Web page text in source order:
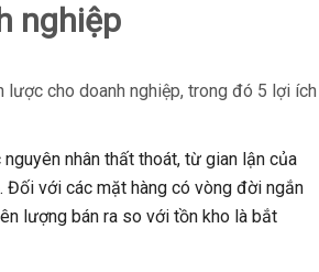
nghiệp
lược cho doanh nghiệp, trong đó 5 lợi ích
nhân thất thoát, từ gian lận của
Đối với các mặt hàng có vòng đời ngắn
lượng bán ra so với tồn kho là bắt